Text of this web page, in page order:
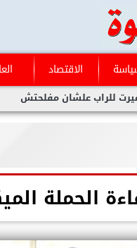
الاقتصاد
أحمد علشان مفلحتش
الحملة